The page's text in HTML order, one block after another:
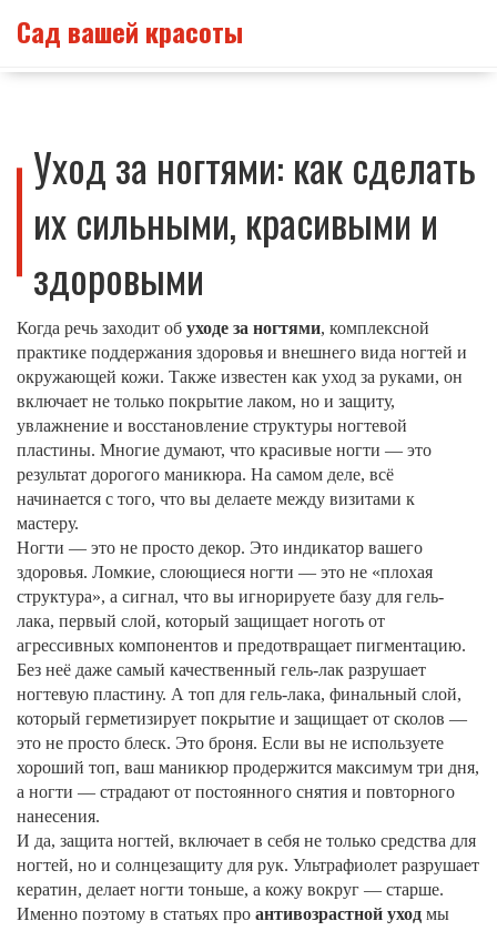
Сад вашей красоты
Уход за ногтями: как сделать
их сильными, красивыми и
здоровыми
Когда речь заходит об уходе за ногтями, комплексной
практике поддержания здоровья и внешнего вида ногтей и
окружающей кожи. Также известен как уход за руками, он
включает не только покрытие лаком, но и защиту,
увлажнение и восстановление структуры ногтевой
пластины. Многие думают, что красивые ногти — это
результат дорогого маникюра. На самом деле, всё
начинается с того, что вы делаете между визитами к
мастеру.
Ногти — это не просто декор. Это индикатор вашего
здоровья. Ломкие, слоющиеся ногти — это не «плохая
структура», а сигнал, что вы игнорируете базу для гель-
лака, первый слой, который защищает ноготь от
агрессивных компонентов и предотвращает пигментацию.
Без неё даже самый качественный гель-лак разрушает
ногтевую пластину. А топ для гель-лака, финальный слой,
который герметизирует покрытие и защищает от сколов —
это не просто блеск. Это броня. Если вы не используете
хороший топ, ваш маникюр продержится максимум три дня,
а ногти — страдают от постоянного снятия и повторного
нанесения.
И да, защита ногтей, включает в себя не только средства для
ногтей, но и солнцезащиту для рук. Ультрафиолет разрушает
кератин, делает ногти тоньше, а кожу вокруг — старше.
Именно поэтому в статьях про антивозрастной уход мы